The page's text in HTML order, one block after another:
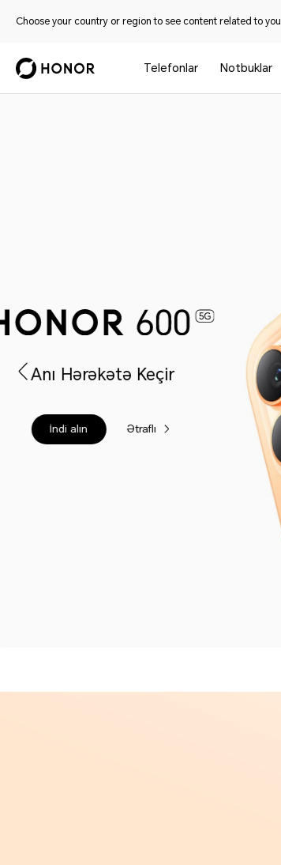
Choose your country or region to see content related to
Telefonlar Notbuklar